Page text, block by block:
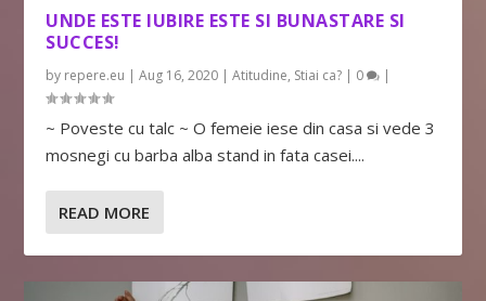
UNDE ESTE IUBIRE ESTE SI BUNASTARE SI
SUCCES!
by repere.eu |Aug 16, 2020 |Atitudine, Stiai ca? | 0 |
~ Poveste cu talc ~ O femeie iese din casa si vede 3
mosnegi cu barba alba stand in fata casei....
READ MORE